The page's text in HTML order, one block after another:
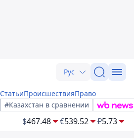
Рус
СтатьиПроисшествияПраво
#Казахстан в сравнении
$467.48 €539.52 ₽5.73